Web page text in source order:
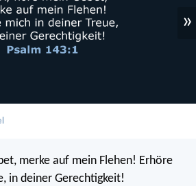
»
merke auf mein Flehen! Erhöre
in deiner Gerechtigkeit!